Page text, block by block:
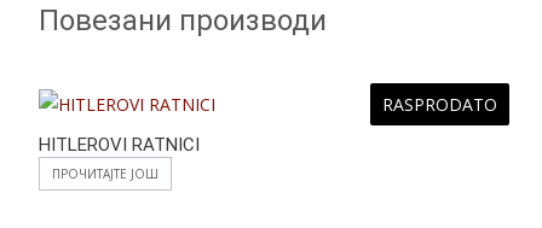
b
o
k
s
p
p
er e e
Повезани производи
RASPRODATO
HITLEROVI RATNICI
ПРОЧИТАЈТЕ ЈОШ